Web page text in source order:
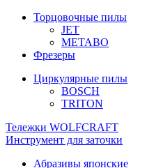
Торцовочные пилы
JET
METABO
Фрезеры
Циркулярные пилы
BOSCH
TRITON
Тележки WOLFCRAFT
Инструмент для заточки
Абразивы японские